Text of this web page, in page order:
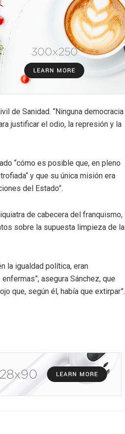
de Sanidad. “Ninguna democracia
justificar el odio, la represión y la
“cómo es posible que, en pleno
y que su única misión era
del Estado”.
de cabecera del franquismo,
sobre la supuesta limpieza de la
la igualdad política, eran
asegura Sánchez, que
que, según él, había que extirpar”.